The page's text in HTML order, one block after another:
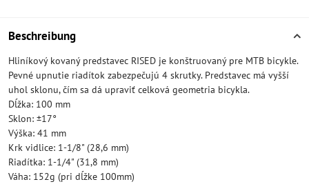
Beschreibung
Hliníkový kovaný predstavec RISED je konštruovaný pre MTB bicykle.
Pevné upnutie riadítok zabezpečujú 4 skrutky. Predstavec má vyšší
uhol sklonu, čím sa dá upraviť celková geometria bicykla.
Dĺžka: 100 mm
Sklon: ±17°
Výška: 41 mm
Krk vidlice: 1-1/8" (28,6 mm)
Riadítka: 1-1/4" (31,8 mm)
Váha: 152g (pri dĺžke 100mm)